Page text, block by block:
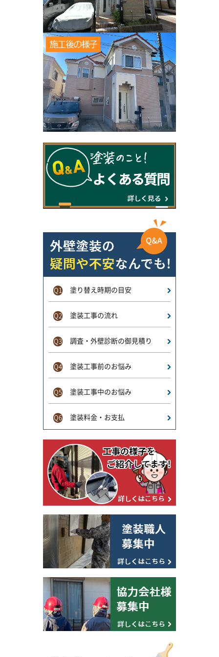
Q1 塗り替え時期の目安
Q2 塗装工事の流れ
Q3 調査・外壁診断の御見積り
Q4 塗装工事前のお悩み
Q5 塗装工事中のお悩み
Q6 塗装料金・お支払